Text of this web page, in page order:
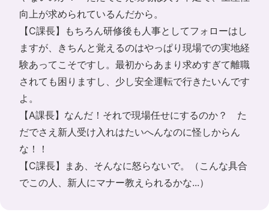
向上が求められているんだから。
【C課長】もちろん研修後も人事としてフォローはし
ますが、きちんと覚えるのはやっぱり現場での実地経
験あってこそですし。最初からあまり求めすぎて離職
されても困りますし、少し安全運転で行きたいんです
よ。
【A課長】なんだ！それで現場任せにするのか？ た
だでさえ新人受け入れはたいへんなのに怪しからん
な！！
【C課長】まあ、そんなに怒らないで。（こんな具合
でこの人、新人にマナー教えられるかな...）